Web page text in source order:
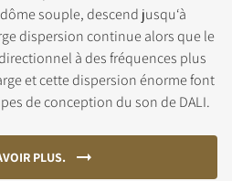
souple, descend jusqu‘à
dispersion continue alors que le
à des fréquences plus
et cette dispersion énorme font
de conception du son de DALI.
PLUS.